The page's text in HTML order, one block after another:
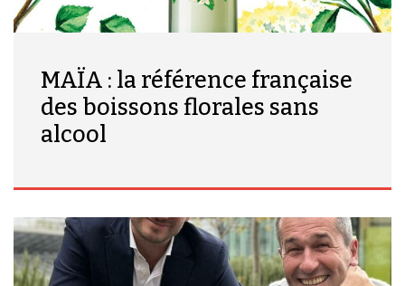
MAÏA : la référence française
des boissons florales sans
alcool